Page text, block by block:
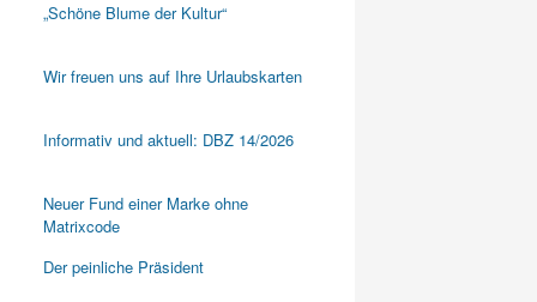
„Schöne Blume der Kultur“
Wir freuen uns auf Ihre Urlaubskarten
Informativ und aktuell: DBZ 14/2026
Neuer Fund einer Marke ohne
Matrixcode
Der peinliche Präsident